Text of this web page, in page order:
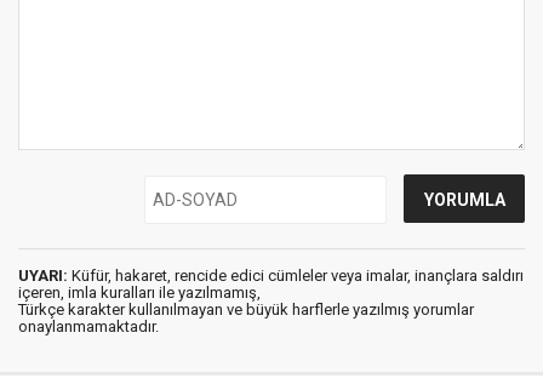
UYARI: Küfür, hakaret, rencide edici cümleler veya imalar, inançlara saldırı
içeren, imla kuralları ile yazılmamış,
Türkçe karakter kullanılmayan ve büyük harflerle yazılmış yorumlar
onaylanmamaktadır.